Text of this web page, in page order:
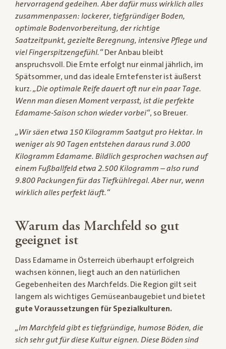
hervorragend gedeihen. Aber dafür muss wirklich alles
zusammenpassen: lockerer, tiefgründiger Boden,
optimale Bodenvorbereitung, der richtige
Saatzeitpunkt, gezielte Beregnung, intensive Pflege und
viel Fingerspitzengefühl.“Der Anbau bleibt
anspruchsvoll. Die Ernte erfolgt nur einmal jährlich, im
Spätsommer, und das ideale Erntefenster ist äußerst
kurz.„Die optimale Reife dauert oft nur ein paar Tage.
Wenn man diesen Moment verpasst, ist die perfekte
Edamame-Saison schon wieder vorbei“, so Breuer.
„Wir säen etwa 150 Kilogramm Saatgut pro Hektar. In
weniger als 90 Tagen entstehen daraus rund 3.000
Kilogramm Edamame. Bildlich gesprochen wachsen auf
einem Fußballfeld etwa 2.500 Kilogramm – also rund
9.800 Packungen für das Tiefkühlregal. Aber nur, wenn
wirklich alles perfekt läuft.“
Warum das Marchfeld so gut
geeignet ist
Dass Edamame in Österreich überhaupt erfolgreich
wachsen können, liegt auch an den natürlichen
Gegebenheiten des Marchfelds. Die Region gilt seit
langem als wichtiges Gemüseanbaugebiet und bietet
gute Voraussetzungen für Spezialkulturen.
„Im Marchfeld gibt es tiefgründige, humose Böden, die
sich sehr gut für diese Kultur eignen. Diese Böden sind